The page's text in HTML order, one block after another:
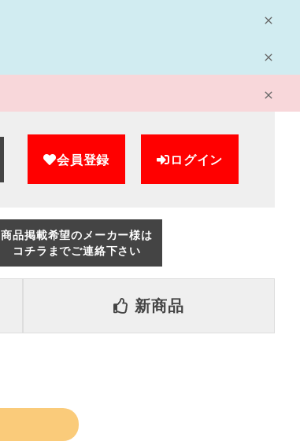
会員登録 ログイン
商品掲載希望のメーカー様は
コチラまでご連絡下さい
新商品